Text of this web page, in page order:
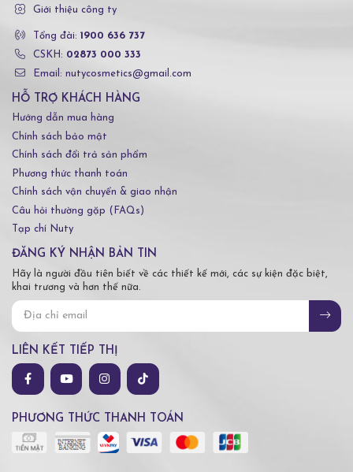
Giới thiệu công ty
Tổng đài: 1900 636 737
CSKH: 02873 000 333
Email: nutycosmetics@gmail.com
HỖ TRỢ KHÁCH HÀNG
Hướng dẫn mua hàng
Chính sách bảo mật
Chính sách đổi trả sản phẩm
Phương thức thanh toán
Chính sách vận chuyển & giao nhận
Câu hỏi thường gặp (FAQs)
Tạp chí Nuty
ĐĂNG KÝ NHẬN BẢN TIN
Hãy là người đầu tiên biết về các thiết kế mới, các sự kiện đặc biệt,
khai trương và hơn thế nữa.
LIÊN KẾT TIẾP THỊ
PHƯƠNG THỨC THANH TOÁN